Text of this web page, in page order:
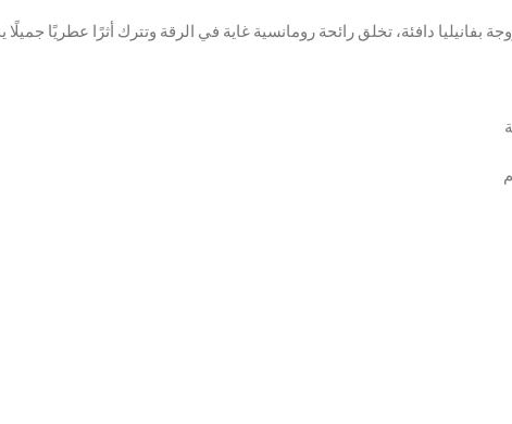
بفانيليا دافئة، تخلق رائحة رومانسية غاية في الرقة وتترك أثرًا عطريًا